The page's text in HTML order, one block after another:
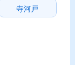
寺河戸